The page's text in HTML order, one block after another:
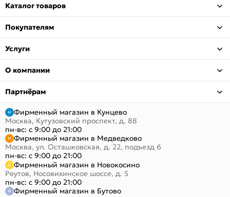
Каталог товаров
Покупателям
Услуги
О компании
Партнёрам
Фирменный магазин в Кунцево
Москва, Кутузовский проспект, д. 88
пн-вс: с 9:00 до 21:00
Фирменный магазин в Медведково
Москва, ул. Осташковская, д. 22, подъезд 6
пн-вс: с 9:00 до 21:00
Фирменный магазин в Новокосино
Реутов, Носовихинское шоссе, д. 5
пн-вс: с 9:00 до 21:00
Фирменный магазин в Бутово